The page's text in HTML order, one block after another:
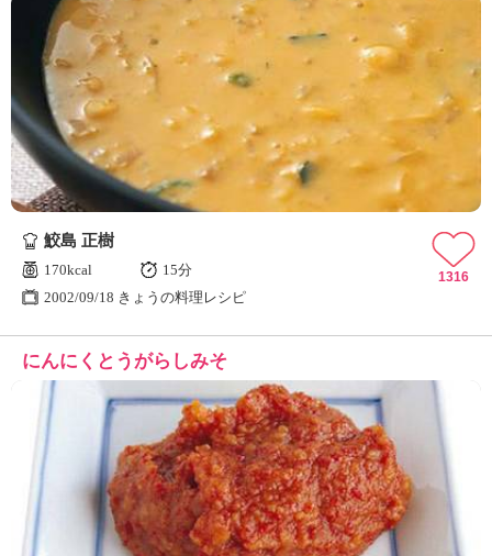
鮫島 正樹
170kcal
15分
2002/09/18 きょうの料理レシピ
1316
にんにくとうがらしみそ